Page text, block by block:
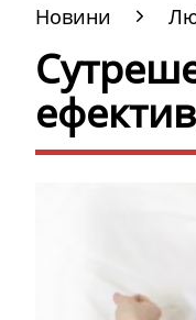
Новини